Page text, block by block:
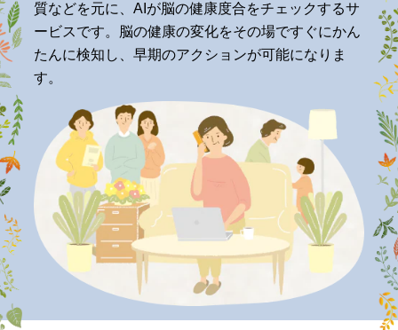
質などを元に、AIが脳の健康度合をチェックするサ
ービスです。脳の健康の変化をその場ですぐにかん
たんに検知し、早期のアクションが可能になりま
す。